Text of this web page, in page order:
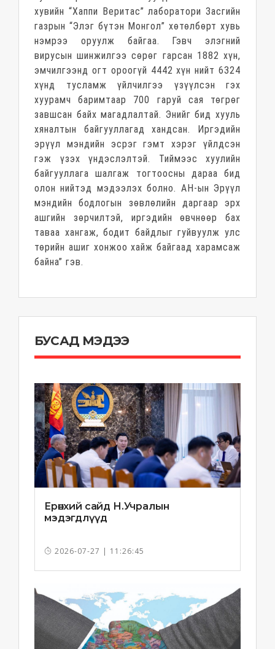
хувийн “Хаппи Веритас” лаборатори Засгийн
газрын “Элэг бүтэн Монгол” хөтөлбөрт хувь
нэмрээ оруулж байгаа. Гэвч элэгний
вирусын шинжилгээ сөрөг гарсан 1882 хүн,
эмчилгээнд огт ороогүй 4442 хүн нийт 6324
хүнд тусламж үйлчилгээ үзүүлсэн гэх
хуурамч баримтаар 700 гаруй сая төгрөг
завшсан байх магадлалтай. Энийг бид хууль
хяналтын байгууллагад хандсан. Иргэдийн
эрүүл мэндийн эсрэг гэмт хэрэг үйлдсэн
гэж үзэх үндэслэлтэй. Тиймээс хуулийн
байгууллага шалгаж тогтоосны дараа бид
олон нийтэд мэдээлэх болно. АН-ын Эрүүл
мэндийн бодлогын зөвлөлийн даргаар эрх
ашгийн зөрчилтэй, иргэдийн өвчнөөр бах
таваа хангаж, бодит байдлыг гуйвуулж улс
төрийн ашиг хонжоо хайж байгаад харамсаж
байна” гэв.
БУСАД МЭДЭЭ
Ерөнхий сайд Н.Учралын
мэдэгдлүүд
2026-07-27 | 11:26:45